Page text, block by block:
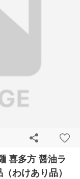
喜多方 醤油ラ
わけあり品）